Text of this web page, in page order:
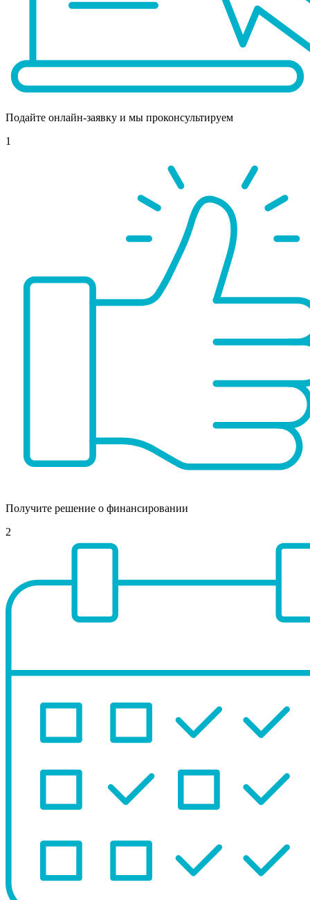
Подайте онлайн-заявку и мы проконсультируем
1
Получите решение о финансировании
2